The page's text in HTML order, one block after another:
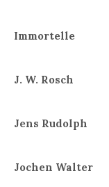
Immortelle
J. W. Rosch
Jens Rudolph
Jochen Walter